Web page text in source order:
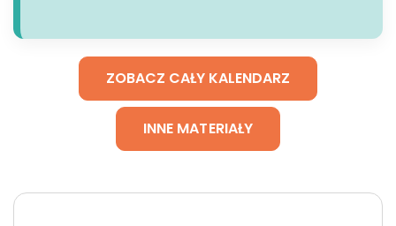
ZOBACZ CAŁY KALENDARZ
INNE MATERIAŁY